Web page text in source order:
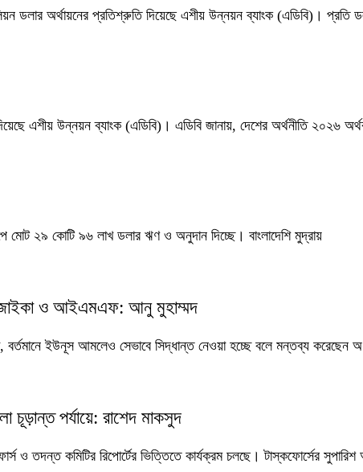
ডলার অর্থায়নের প্রতিশ্রুতি দিয়েছে এশীয় উন্নয়ন ব্যাংক (এডিবি)। প্রতি
এশীয় উন্নয়ন ব্যাংক (এডিবি)। এডিবি জানায়, দেশের অর্থনীতি ২০২৬
মোট ২৯ কোটি ৯৬ লাখ ডলার ঋণ ও অনুদান দিচ্ছে। বাংলাদেশি মুদ্রায়
জাইকা ও আইএমএফ: আনু মুহাম্মদ
বর্তমানে ইউনূস আমলেও সেভাবে সিদ্ধান্ত নেওয়া হচ্ছে বলে মন্তব্য
চূড়ান্ত পর্যায়ে: রাশেদ মাকসুদ
ও তদন্ত কমিটির রিপোর্টের ভিত্তিতে কার্যক্রম চলছে। টাস্কফোর্সের সুপারিশ